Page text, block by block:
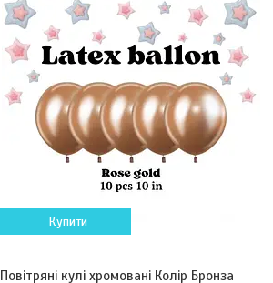
Купити
Повітряні кулі хромовані Колір Бронза